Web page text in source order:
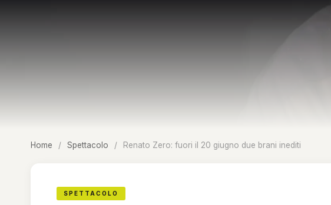
Home / Spettacolo / Renato Zero: fuori il 20 giugno due brani inediti
SPETTACOLO